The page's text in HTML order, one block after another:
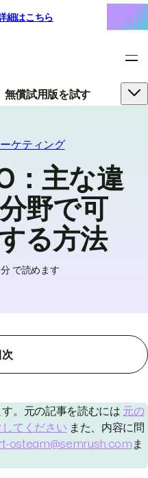
細はこちら
無償試用版を試す
ケティング
：主な違
野で可
る方法
で読めます
次
。元の記事を読むには 元の
てください また、内容に問
osteam@semrush.com ま